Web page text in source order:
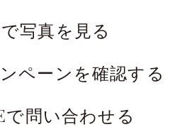
写真を見る
ペーンを確認する
で問い合わせる